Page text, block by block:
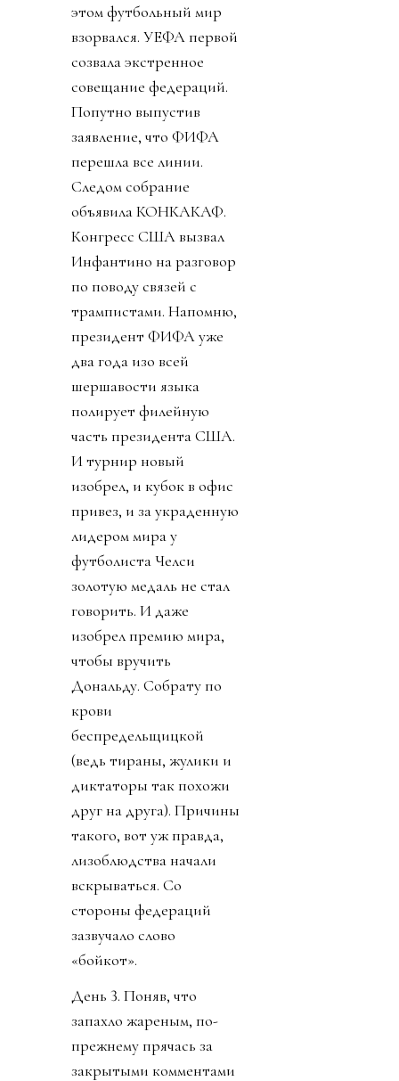
этом футбольный мир
взорвался. УЕФА первой
созвала экстренное
совещание федераций.
Попутно выпустив
заявление, что ФИФА
перешла все линии.
Следом собрание
объявила КОНКАКАФ.
Конгресс США вызвал
Инфантино на разговор
по поводу связей с
трампистами. Напомню,
президент ФИФА уже
два года изо всей
шершавости языка
полирует филейную
часть президента США.
И турнир новый
изобрел, и кубок в офис
привез, и за украденную
лидером мира у
футболиста Челси
золотую медаль не стал
говорить. И даже
изобрел премию мира,
чтобы вручить
Дональду. Собрату по
крови
беспредельщицкой
(ведь тираны, жулики и
диктаторы так похожи
друг на друга). Причины
такого, вот уж правда,
лизоблюдства начали
вскрываться. Со
стороны федераций
зазвучало слово
«бойкот».
День 3. Поняв, что
запахло жареным, по-
прежнему прячась за
закрытыми комментами